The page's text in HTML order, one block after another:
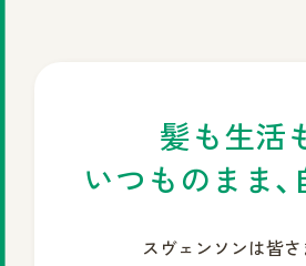
髪も生活
いつものまま、
スヴェンソンは皆さ